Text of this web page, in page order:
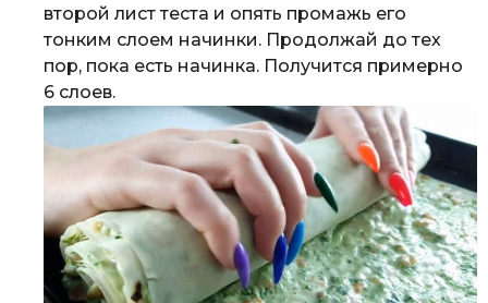
второй лист теста и опять промажь его
тонким слоем начинки. Продолжай до тех
пор, пока есть начинка. Получится примерно
6 слоев.